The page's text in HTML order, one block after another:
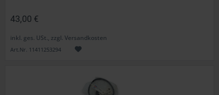
43,00 €
inkl. ges. USt., zzgl. Versandkosten
Art.Nr. 11411253294